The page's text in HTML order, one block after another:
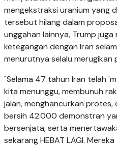
mengekstraksi uranium yang
tersebut hilang dalam
unggahan lainnya, Trump
ketegangan dengan Iran
menurutnya selalu merugikan
"Selama 47 tahun Iran telah
kita menunggu, membunuh
jalan, menghancurkan
bersih 42.000 demonstran
bersenjata, serta
sekarang HEBAT LAGI.